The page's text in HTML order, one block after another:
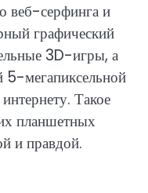
веб-серфинга и
графический
3D-игры, а
мегапиксельной
Такое
планшетных
и правдой.